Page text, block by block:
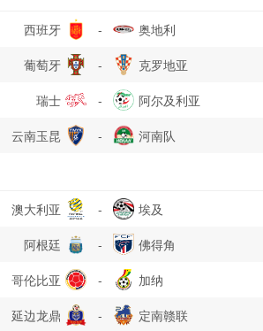
西班牙 - 奥地利
葡萄牙 - 克罗地亚
瑞士 - 阿尔及利亚
云南玉昆 - 河南队
澳大利亚 - 埃及
阿根廷 - 佛得角
哥伦比亚 - 加纳
延边龙鼎 - 定南赣联